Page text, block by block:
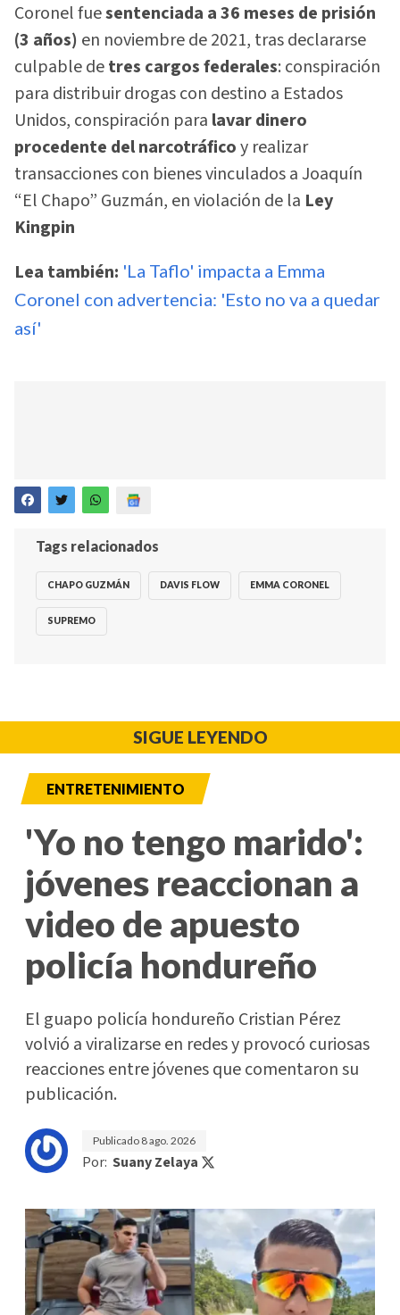
Coronel fuesentenciada a 36 meses de prisión
(3 años) en noviembre de 2021, tras declararse
culpable detres cargos federales: conspiración
para distribuir drogas con destino a Estados
Unidos, conspiración para lavar dinero
procedente del narcotráficoy realizar
transacciones con bienes vinculados a Joaquín
“El Chapo” Guzmán, en violación de la Ley
Kingpin
Lea también: 'La Taflo' impacta a Emma
Coronel con advertencia: 'Esto no va a quedar
así'
Tags relacionados
CHAPO GUZMÁN DAVIS FLOW EMMA CORONEL
SUPREMO
SIGUE LEYENDO
ENTRETENIMIENTO
'Yo no tengo marido':
jóvenes reaccionan a
video de apuesto
policía hondureño
El guapo policía hondureño Cristian Pérez
volvió a viralizarse en redes y provocó curiosas
reacciones entre jóvenes que comentaron su
publicación.
Publicado 8 ago. 2026
Por: Suany Zelaya